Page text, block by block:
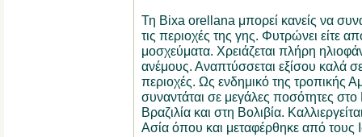
Τη Bixa orellana μπορεί κανείς να
τις περιοχές της γης. Φυτρώνει είτε
μοσχεύματα. Χρειάζεται πλήρη
ανέμους. Αναπτύσσεται εξίσου καλά σε
περιοχές. Ως ενδημικό της τροπικής
συναντάται σε μεγάλες ποσότητες
Βραζιλία και στη Βολιβία.
Ασία όπου και μεταφέρθηκε από τους